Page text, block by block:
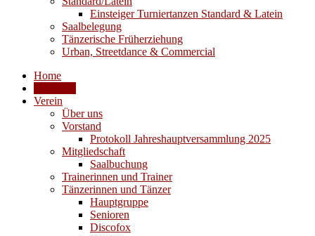
Einsteiger Turniertanzen Standard & Latein
Saalbelegung
Tänzerische Früherziehung
Urban, Streetdance & Commercial
Home
Verein
Über uns
Vorstand
Protokoll Jahreshauptversammlung 2025
Mitgliedschaft
Saalbuchung
Trainerinnen und Trainer
Tänzerinnen und Tänzer
Hauptgruppe
Senioren
Discofox